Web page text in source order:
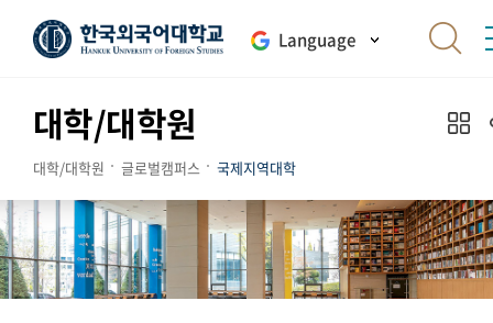
Language
대학/대학원
대학/대학원 글로벌캠퍼스 국제지역대학